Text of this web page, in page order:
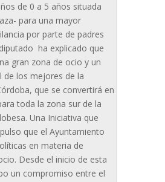
de 0 a 5 años situada
para una mayor
por parte de padres
ha explicado que
gran zona de ocio y un
de los mejores de la
que se convertirá en
toda la zona sur de la
Una Iniciativa que
que el Ayuntamiento
en materia de
Desde el inicio de esta
un compromiso entre el